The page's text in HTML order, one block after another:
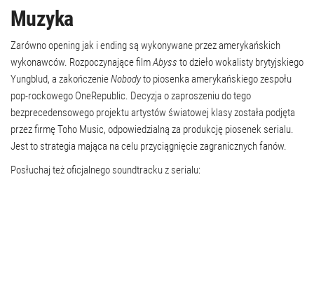
Muzyka
Zarówno opening jak i ending są wykonywane przez amerykańskich
wykonawców. Rozpoczynające filmAbyss to dzieło wokalisty brytyjskiego
Yungblud, a zakończenieNobodyto piosenka amerykańskiego zespołu
pop-rockowego OneRepublic. Decyzja o zaproszeniu do tego
bezprecedensowego projektu artystów światowej klasy została podjęta
przez firmę Toho Music, odpowiedzialną za produkcję piosenek serialu.
Jest to strategia mająca na celu przyciągnięcie zagranicznych fanów.
Posłuchaj też oficjalnego soundtracku z serialu: